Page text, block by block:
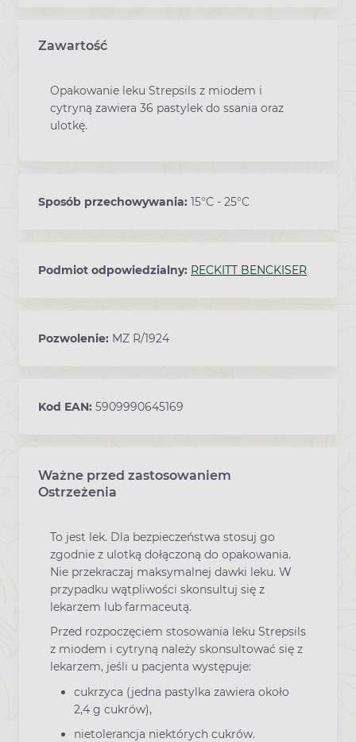
Zawartość
Opakowanie leku Strepsils z miodem i
cytryną zawiera 36 pastylek do ssania oraz
ulotkę.
Sposób przechowywania: 15°C - 25°C
Podmiot odpowiedzialny: RECKITT BENCKISER
Pozwolenie: MZ R/1924
Kod EAN: 5909990645169
Ważne przed zastosowaniem
Ostrzeżenia
To jest lek. Dla bezpieczeństwa stosuj go
zgodnie z ulotką dołączoną do opakowania.
Nie przekraczaj maksymalnej dawki leku. W
przypadku wątpliwości skonsultuj się z
lekarzem lub farmaceutą.
Przed rozpoczęciem stosowania leku Strepsils
z miodem i cytryną należy skonsultować się z
lekarzem, jeśli u pacjenta występuje:
cukrzyca (jedna pastylka zawiera około
2,4 g cukrów),
nietolerancja niektórych cukrów.